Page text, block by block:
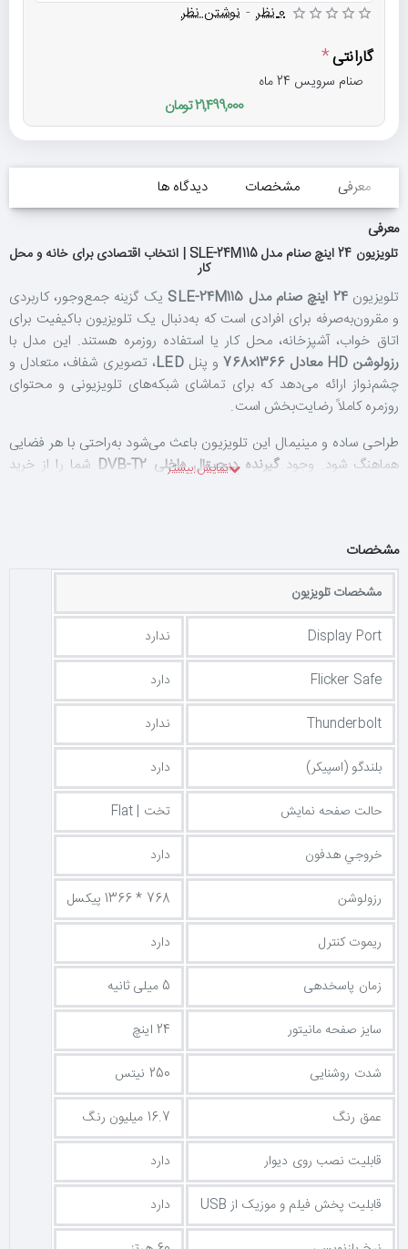
0 نظر - نوشتن نظر
گارانتی
صنام سرویس 24 ماه
21,499,000 تومان
معرفی مشخصات
دیدگاه ها
معرفی
تلویزیون 24 اینچ صنام مدل SLE-24M115 | انتخاب اقتصادی برای خانه و محل
کار
تلویزیون24 اینچ صنام مدل SLE-24M115
یک گزینه جمع‌وجور، کاربردی
و مقرون‌به‌صرفه برای افرادی است که به‌دنبال یک تلویزیون باکیفیت برای
اتاق خواب، آشپزخانه، محل کار یا استفاده روزمره هستند. این مدل با
رزولوشن HD معادل 1366×768
و پنلLED، تصویری شفاف، متعادل و
چشم‌نواز ارائه می‌دهد که برای تماشای شبکه‌های تلویزیونی و محتوای
روزمره کاملاً رضایت‌بخش است.
طراحی ساده و مینیمال این تلویزیون باعث می‌شود به‌راحتی با هر فضایی
هماهنگ شود. وجودگیرنده دیجیتال داخلی DVB-T2
شما را از خرید
تلویزیون صنام SLE-24M115 با
قابل قبول برای فضاهای کوچک ارائه می‌دهد. همچنین تنوع درگاه‌ها
شامل2 پورت HDMI، 2 پورت USB، ورودی AV و VGA
می‌دهد که دستگاه‌های مختلفی مثل گیرنده، کنسول بازی، فلش مموری یا
کامپیوتر را به‌راحتی به تلویزیون متصل کنید.
اگر به‌دنبال یک تلویزیونغیرهوشمند، ساده، بادوام و اقتصادیهستید که
نیازهای روزمره شما را بدون پیچیدگی برطرف کند، این مدل از صنام
انتخابی مطمئن و منطقی محسوب می‌شود.
ویژگی‌های کلیدی تلویزیون صنام SLE-24M115
✅ سایز24 اینچ
مناسب فضاهای کوچک
✅ رزولوشنHD (1366×768)با کیفیت تصویر مطلوب
✅ پنلLED
✅گیرنده دیجیتال داخلی DVB-T2
✅ دو اسپیکر داخلی با توان خروجی
2×2 وات
✅ دارای2 پورت HDMI و 2 پورت USB
✅ ورودی‌های
برای اتصال متنوع
✅ انتخاب اقتصادی و کاربردی برای استفاده روزمره
چرا از تکتازشاپ خرید کنیم؟
تکتازشاپ فقط یک فروشگاه نیست—یه مقصد مطمئن برای عاشقان
تکنولوژی و انتخاب‌های هوشمندانه‌ست.
با ضمانت اصالت کالا، مشاوره تخصصی، ارسال سریع و پشتیبانی واقعی،
خیالت از خرید راحت باشه.
ما اینجاییم تا تجربه‌ای متفاوت، حرفه‌ای و قابل اعتماد از خرید آنلاین رو
برات رقم بزنیم. تکتازشاپ یعنی خرید با خیال راحت، انتخاب با اطمینان.
مشخصات
مشخصات تلویزیون
Display Port
ندارد
Flicker Safe
دارد
Thunderbolt
ندارد
بلندگو (اسپیکر)
دارد
حالت صفحه نمایش
تخت | Flat
خروجي هدفون
دارد
رزولوشن
768 * 1366 پیکسل
ریموت کنترل
دارد
زمان پاسخدهی
5 میلی ثانیه
سایز صفحه مانیتور
24 اینچ
شدت روشنایی
250 نیتس
عمق رنگ
16.7 میلیون رنگ
قابلیت نصب روی دیوار
دارد
قابلیت پخش فیلم و موزیک از USB
دارد